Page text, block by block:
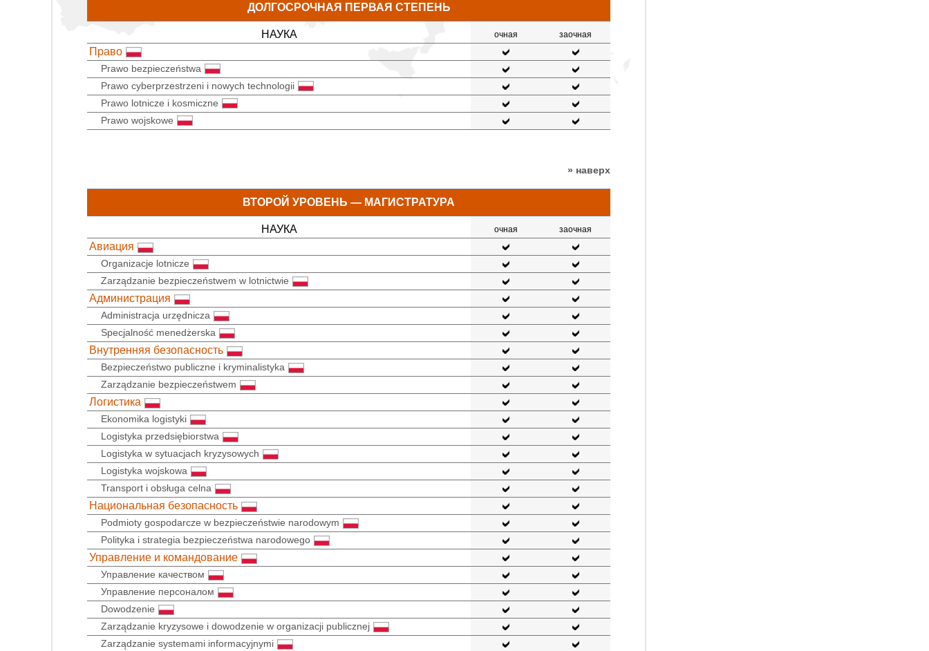
ДОЛГОСРОЧНАЯ ПЕРВАЯ СТЕПЕНЬ
НАУКА очная заочная
Право
Prawo bezpieczeństwa
Prawo cyberprzestrzeni i nowych technologii
Prawo lotnicze i kosmiczne
Prawo wojskowe
» наверх
ВТОРОЙ УРОВЕНЬ — МАГИСТРАТУРА
НАУКА очная заочная
Авиация
Organizacje lotnicze
Zarządzanie bezpieczeństwem w lotnictwie
Администрация
Administracja urzędnicza
Specjalność menedżerska
Внутренняя безопасность
Bezpieczeństwo publiczne i kryminalistyka
Zarządzanie bezpieczeństwem
Логистика
Ekonomika logistyki
Logistyka przedsiębiorstwa
Logistyka w sytuacjach kryzysowych
Logistyka wojskowa
Transport i obsługa celna
Национальная безопасность
Podmioty gospodarcze w bezpieczeństwie narodowym
Polityka i strategia bezpieczeństwa narodowego
Управление и командование
Управление качеством
Управление персоналом
Dowodzenie
Zarządzanie kryzysowe i dowodzenie w organizacji publicznej
Zarządzanie systemami informacyjnymi